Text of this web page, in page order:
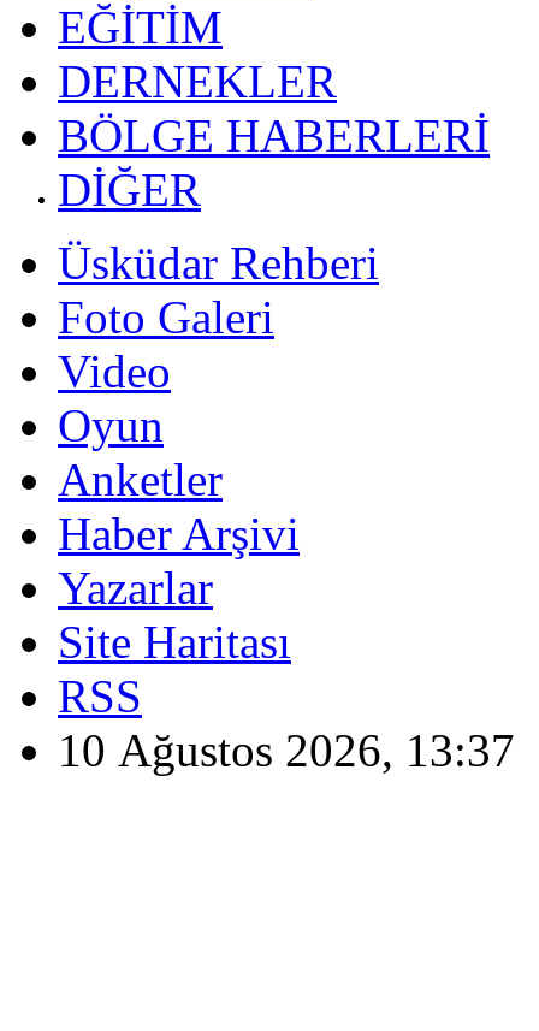
EĞİTİM
DERNEKLER
BÖLGE HABERLERİ
DİĞER
Üsküdar Rehberi
Foto Galeri
Video
Oyun
Anketler
Haber Arşivi
Yazarlar
Site Haritası
RSS
10 Ağustos 2026, 13:37